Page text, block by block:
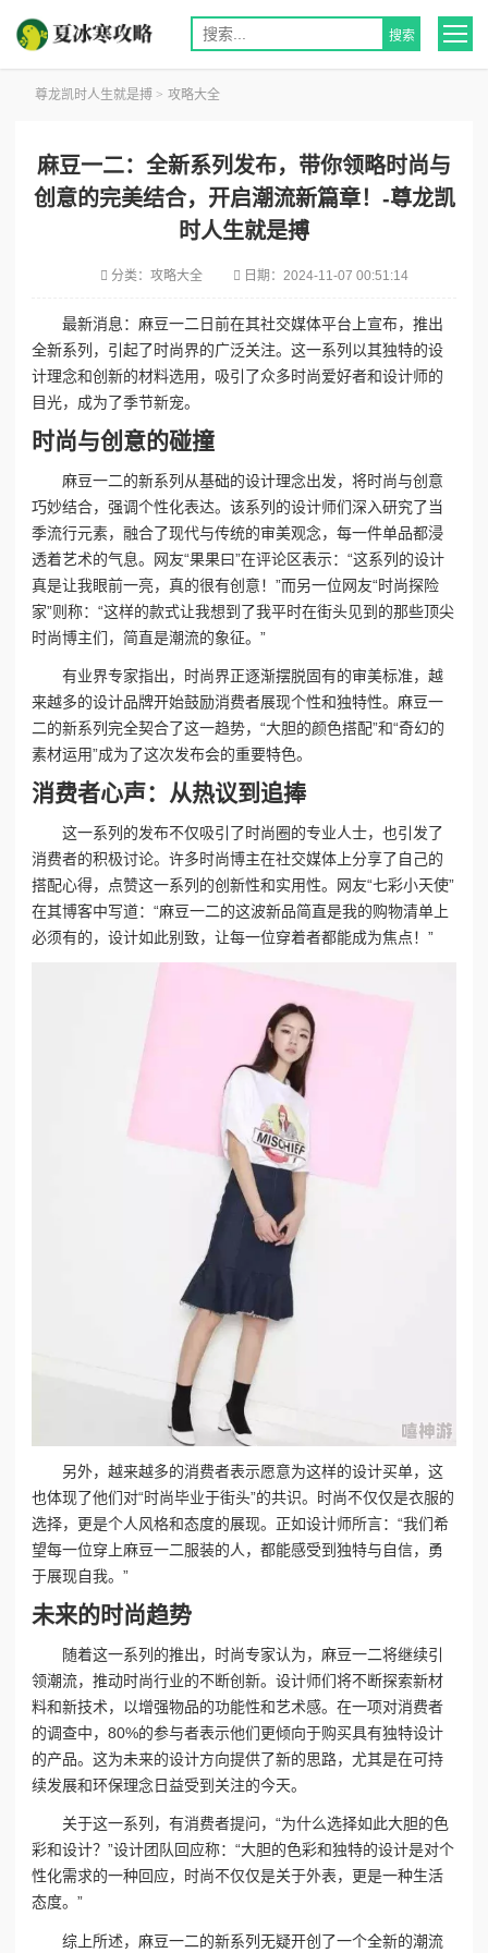
尊龙凯时人生就是搏 > 攻略大全
麻豆一二：全新系列发布，带你领略时尚与
创意的完美结合，开启潮流新篇章！-尊龙凯
时人生就是搏
分类： 攻略大全 日期： 2024-11-07 00:51:14
最新消息：麻豆一二日前在其社交媒体平台上宣布，推出
全新系列，引起了时尚界的广泛关注。这一系列以其独特的设
计理念和创新的材料选用，吸引了众多时尚爱好者和设计师的
目光，成为了季节新宠。
时尚与创意的碰撞
麻豆一二的新系列从基础的设计理念出发，将时尚与创意
巧妙结合，强调个性化表达。该系列的设计师们深入研究了当
季流行元素，融合了现代与传统的审美观念，每一件单品都浸
透着艺术的气息。网友“果果曰”在评论区表示：“这系列的设计
真是让我眼前一亮，真的很有创意！”而另一位网友“时尚探险
家”则称：“这样的款式让我想到了我平时在街头见到的那些顶尖
时尚博主们，简直是潮流的象征。”
有业界专家指出，时尚界正逐渐摆脱固有的审美标准，越
来越多的设计品牌开始鼓励消费者展现个性和独特性。麻豆一
二的新系列完全契合了这一趋势，“大胆的颜色搭配”和“奇幻的
素材运用”成为了这次发布会的重要特色。
消费者心声：从热议到追捧
这一系列的发布不仅吸引了时尚圈的专业人士，也引发了
消费者的积极讨论。许多时尚博主在社交媒体上分享了自己的
搭配心得，点赞这一系列的创新性和实用性。网友“七彩小天使”
在其博客中写道：“麻豆一二的这波新品简直是我的购物清单上
必须有的，设计如此别致，让每一位穿着者都能成为焦点！”
另外，越来越多的消费者表示愿意为这样的设计买单，这
也体现了他们对“时尚毕业于街头”的共识。时尚不仅仅是衣服的
选择，更是个人风格和态度的展现。正如设计师所言：“我们希
望每一位穿上麻豆一二服装的人，都能感受到独特与自信，勇
于展现自我。”
未来的时尚趋势
随着这一系列的推出，时尚专家认为，麻豆一二将继续引
领潮流，推动时尚行业的不断创新。设计师们将不断探索新材
料和新技术，以增强物品的功能性和艺术感。在一项对消费者
的调查中，80%的参与者表示他们更倾向于购买具有独特设计
的产品。这为未来的设计方向提供了新的思路，尤其是在可持
续发展和环保理念日益受到关注的今天。
关于这一系列，有消费者提问，“为什么选择如此大胆的色
彩和设计？”设计团队回应称：“大胆的色彩和独特的设计是对个
性化需求的一种回应，时尚不仅仅是关于外表，更是一种生活
态度。”
综上所述，麻豆一二的新系列无疑开创了一个全新的潮流